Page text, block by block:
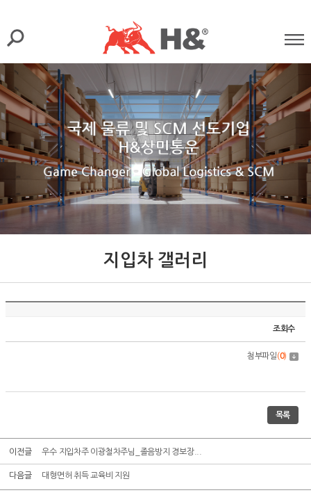
지입차 갤러리
조회수
첨부파일(0)
목록
이전글 우수 지입차주 이광철차주님_졸음방지 경보장...
다음글 대형면허 취득 교육비 지원